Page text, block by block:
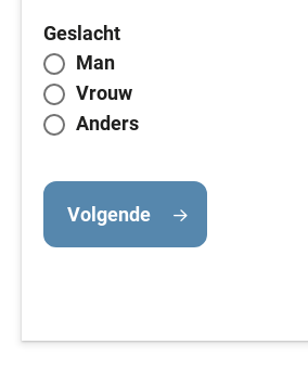
Geslacht
Man
Vrouw
Anders
Volgende